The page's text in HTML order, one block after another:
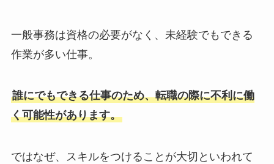
一般事務は資格の必要がなく、未経験でもできる
作業が多い仕事。
誰にでもできる仕事のため、転職の際に不利に働
く可能性があります。
ではなぜ、スキルをつけることが大切といわれて